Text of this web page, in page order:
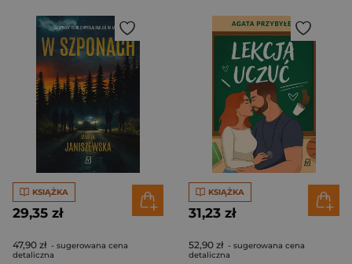
KSIĄŻKA
29,35 zł
47,90 zł - sugerowana cena
detaliczna
KSIĄŻKA
31,23 zł
52,90 zł - sugerowana cena
detaliczna